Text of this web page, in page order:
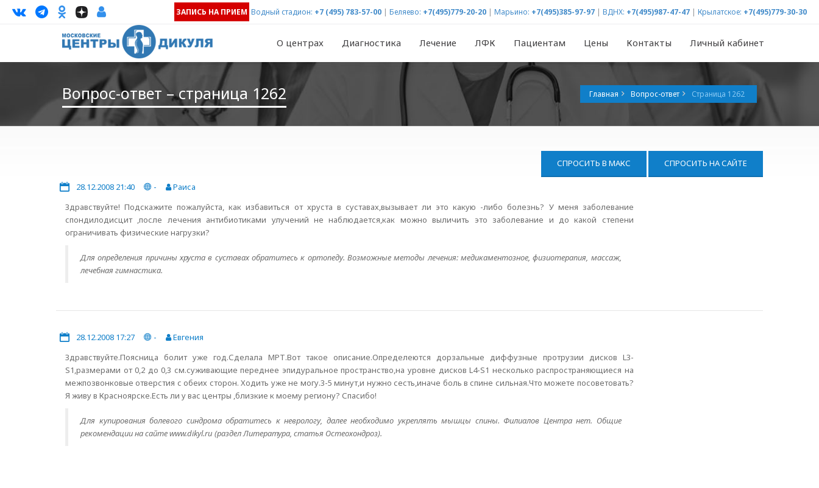
ЗАПИСЬ НА ПРИЕМ Водный стадион: +7 (495) 783-57-00 | Беляево: +7(495)779-20-20 | Марьино: +7(495)385-97-97 | ВДНХ: +7(495)987-47-47 | Крылатское: +7(495)779-30-30
О центрах Диагностика Лечение ЛФК Пациентам Цены Контакты Личный кабинет
Вопрос-ответ – страница 1262 Главная Вопрос-ответ Страница 1262
СПРОСИТЬ В МАКС СПРОСИТЬ НА САЙТЕ
28.12.2008 21:40 -
Раиса
Здравствуйте! Подскажите пожалуйста, как избавиться от хруста в суставах,вызывает ли это какую -либо болезнь? У меня заболевание
спондилодисцит ,после лечения антибиотиками улучений не наблюдается,как можно выличить это заболевание и до какой степени
ограничивать физические нагрузки?
Для определения причины хруста в суставах обратитесь к ортопеду. Возможные методы лечения: медикаментозное, физиотерапия, массаж,
лечебная гимнастика.
28.12.2008 17:27 -
Евгения
Здравствуйте.Поясница болит уже год.Сделала МРТ.Вот такое описание.Определеются дорзальные диффузные протрузии дисков L3-
S1,размерами от 0,2 до 0,3 см.суживающие переднее эпидуральное пространство,на уровне дисков L4-S1 несколько распространяющиеся на
межпозвонковые отверстия с обеих сторон. Ходить уже не могу.3-5 минут,и нужно сесть,иначе боль в спине сильная.Что можете посоветовать?
Я живу в Красноярске.Есть ли у вас центры ,близкие к моему региону? Спасибо!
Для купирования болевого синдрома обратитесь к неврологу, далее необходимо укреплять мышцы спины. Филиалов Центра нет. Общие
рекомендации на сайте www.dikyl.ru (раздел Литература, статья Остеохондроз).